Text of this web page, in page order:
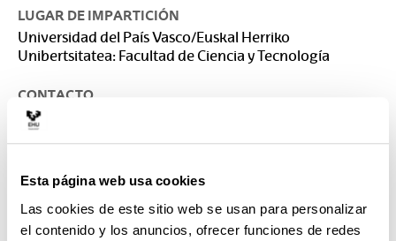
Esta página web usa cookies
Las cookies de este sitio web se usan para personalizar
el contenido y los anuncios, ofrecer funciones de redes
LUGAR DE IMPARTICIÓN
Universidad del País Vasco/Euskal Herriko
Unibertsitatea: Facultad de Ciencia y Tecnología
CONTACTO
Responsable del Máster :
Secretaría :
RUIZ SANCHEZ, ANA
ztf.master@ehu.eus